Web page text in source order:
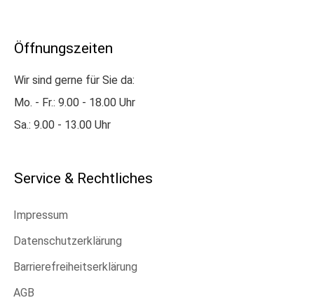
Öffnungszeiten
Wir sind gerne für Sie da:
Mo. - Fr.: 9.00 - 18.00 Uhr
Sa.: 9.00 - 13.00 Uhr
Service & Rechtliches
Impressum
Datenschutzerklärung
Barrierefreiheitserklärung
AGB